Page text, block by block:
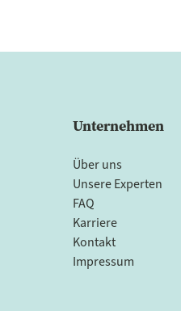
Unternehmen
Über uns
Unsere Experten
FAQ
Karriere
Kontakt
Impressum